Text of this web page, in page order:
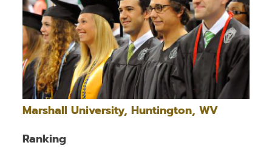
Marshall University, Huntington, WV
Ranking